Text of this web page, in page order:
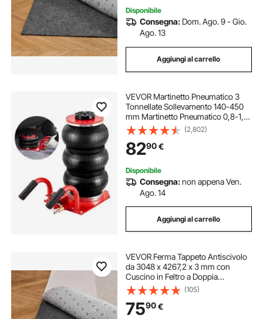
Disponibile
Consegna: Dom. Ago. 9 - Gio.
Ago. 13
Aggiungi al carrello
VEVOR Martinetto Pneumatico 3
Tonnellate Sollevamento 140-450
mm Martinetto Pneumatico 0,8-1,0
MPa, Martinetto Portatile 3 Cuscini
d'Aria per Riparazione Auto
Manutenzione SUV Pickup Officina
Garage
(2,802)
8290€
Disponibile
Consegna:non appena Ven.
Ago. 14
Aggiungi al carrello
VEVOR Ferma Tappeto Antiscivolo
da 3048 x 4267,2 x 3 mm con
Cuscino in Feltro a Doppia
Superficie e Antiscivolo in Gomma,
Protezione per Pavimenti in Legno
per Tutti i Pavimenti, Finiture
(105)
7590€